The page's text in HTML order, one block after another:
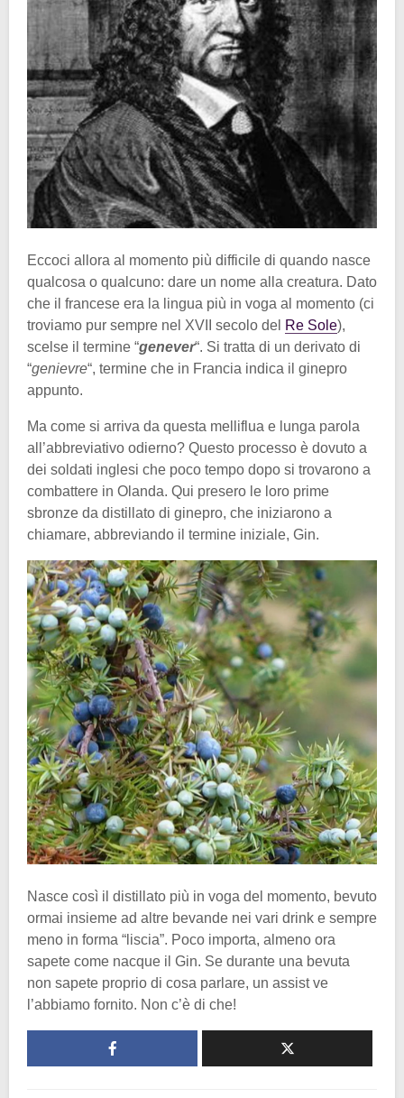
Eccoci allora al momento più difficile di quando nasce
qualcosa o qualcuno: dare un nome alla creatura. Dato
che il francese era la lingua più in voga al momento (ci
troviamo pur sempre nel XVII secolo del Re Sole),
scelse il termine “genever“. Si tratta di un derivato di
“genievre“, termine che in Francia indica il ginepro
appunto.
Ma come si arriva da questa melliflua e lunga parola
all’abbreviativo odierno? Questo processo è dovuto a
dei soldati inglesi che poco tempo dopo si trovarono a
combattere in Olanda. Qui presero le loro prime
sbronze da distillato di ginepro, che iniziarono a
chiamare, abbreviando il termine iniziale, Gin.
Nasce così il distillato più in voga del momento, bevuto
ormai insieme ad altre bevande nei vari drink e sempre
meno in forma “liscia”. Poco importa, almeno ora
sapete come nacque il Gin. Se durante una bevuta
non sapete proprio di cosa parlare, un assist ve
l’abbiamo fornito. Non c’è di che!